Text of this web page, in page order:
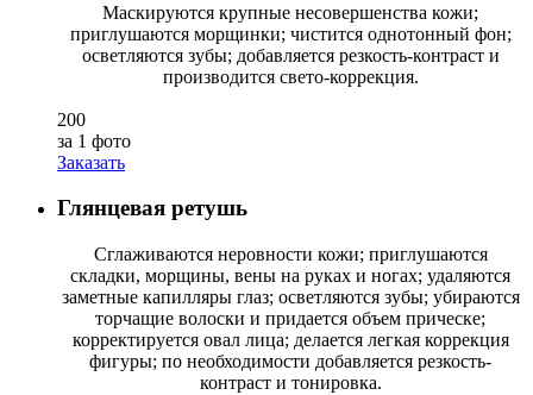
Маскируются крупные несовершенства кожи;
приглушаются морщинки; чистится однотонный фон;
осветляются зубы; добавляется резкость-контраст и
производится свето-коррекция.
200
за 1 фото
Заказать
Глянцевая ретушь
Сглаживаются неровности кожи; приглушаются
складки, морщины, вены на руках и ногах; удаляются
заметные капилляры глаз; осветляются зубы; убираются
торчащие волоски и придается объем прическе;
корректируется овал лица; делается легкая коррекция
фигуры; по необходимости добавляется резкость-
контраст и тонировка.